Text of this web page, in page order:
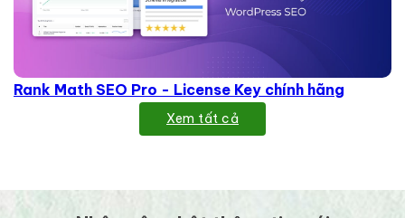
Rank Math SEO Pro - License Key chính hãng
Xem tất cả